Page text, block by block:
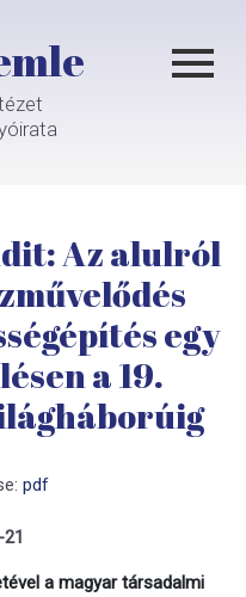
Az alulról
egy
a 19.
pdf
a magyar társadalmi